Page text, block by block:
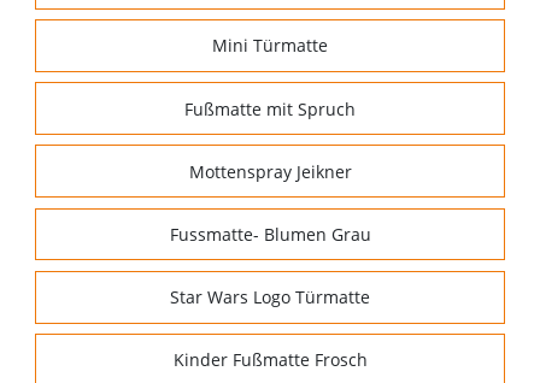
Mini Türmatte
Fußmatte mit Spruch
Mottenspray Jeikner
Fussmatte- Blumen Grau
Star Wars Logo Türmatte
Kinder Fußmatte Frosch